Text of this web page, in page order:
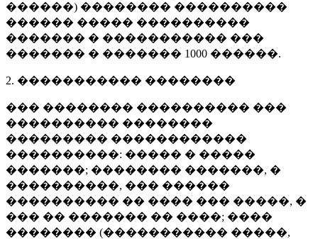
������) �������� ����������
������ ����� ����������
������� � ����������� ���
������� � ������� 1000 ������.
2. ����������� ��������
��� �������� ���������� ���
���������� ��������
��������� ������������
����������: ����� � �����
�������; �������� �������, �
����������, ��� ������
���������� �� ���� ��� �����, �
��� �� ������� �� ����; ����
�������� (����������� �����,